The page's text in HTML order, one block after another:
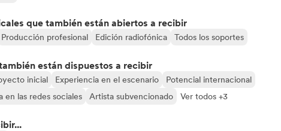
que también están abiertos a recibir
Producción profesional Edición radiofónica Todos los soportes
están dispuestos a recibir
inicial Experiencia en el escenario
Potencial internacional
en las redes sociales
Artista subvencionado Ver todos +3